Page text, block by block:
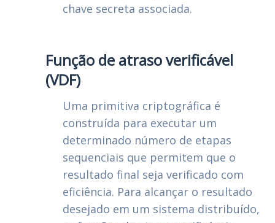
chave secreta associada.
Função de atraso verificável
(VDF)
Uma primitiva criptográfica é
construída para executar um
determinado número de etapas
sequenciais que permitem que o
resultado final seja verificado com
eficiência. Para alcançar o resultado
desejado em um sistema distribuído,